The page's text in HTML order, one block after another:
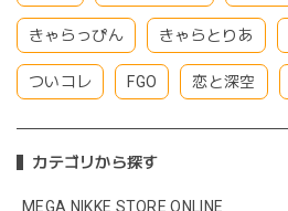
きゃらっぴん きゃらとりあ
ついコレ FGO 恋と深空
カテゴリから探す
MEGA NIKKE STORE ONLINE